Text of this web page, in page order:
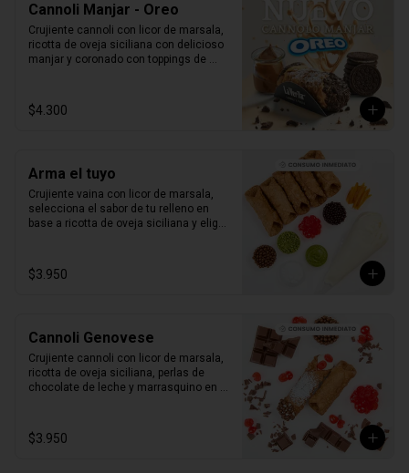
Cannoli Manjar - Oreo
Crujiente cannoli con licor de marsala,
ricotta de oveja siciliana con delicioso
manjar y coronado con toppings de
$4.300
Arma el tuyo
Crujiente vaina con licor de marsala,
selecciona el sabor de tu relleno en
base a ricotta de oveja siciliana y elige
1 unidad tamaño L
$3.950
Cannoli Genovese
Crujiente cannoli con licor de marsala,
ricotta de oveja siciliana, perlas de
chocolate de leche y marrasquino en
$3.950